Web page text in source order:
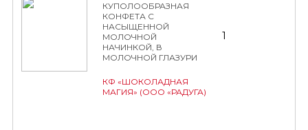
КУПОЛООБРАЗНАЯ
КОНФЕТА С
НАСЫЩЕННОЙ
МОЛОЧНОЙ
НАЧИНКОЙ, В
МОЛОЧНОЙ ГЛАЗУРИ
КФ «ШОКОЛАДНАЯ
МАГИЯ» (ООО «РАДУГА)
1